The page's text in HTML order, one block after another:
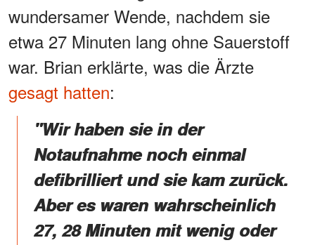
wundersamer Wende, nachdem sie
etwa 27 Minuten lang ohne Sauerstoff
war. Brian erklärte, was die Ärzte
gesagt hatten:
"Wir haben sie in der
Notaufnahme noch einmal
defibrilliert und sie kam zurück.
Aber es waren wahrscheinlich
27, 28 Minuten mit wenig oder